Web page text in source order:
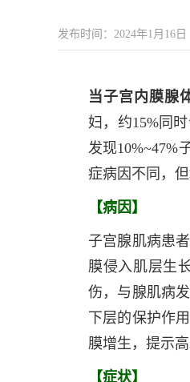
发布时间：2024年1月16日
当子宫内膜腺
妇，约15%同
发现10%~47%
症病因不同，
【病因】
子宫腺肌病患
膜侵入肌层生
伤，与腺肌病
下层的保护作
膜增生，提示
【症状】